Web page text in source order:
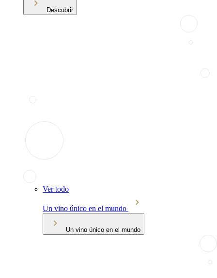
Descubrir
Ver todo
Un vino único en el mundo
Un vino único en el mundo